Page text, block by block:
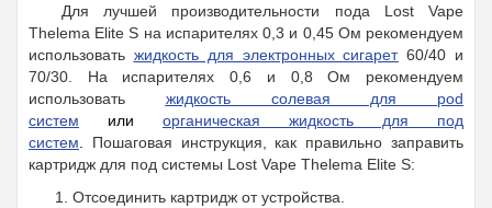
Для лучшей производительности пода Lost Vape
Thelema Elite S на испарителях 0,3 и 0,45 Ом рекомендуем
использовать жидкость для электронных сигарет60/40 и
70/30. На испарителях 0,6 и 0,8 Ом рекомендуем
использовать жидкость солевая для pod
систем
или органическая жидкость для под
систем
Пошаговая инструкция, как правильно заправить
картридж для под системы Lost Vape Thelema Elite S:
Отсоединить картридж от устройства.